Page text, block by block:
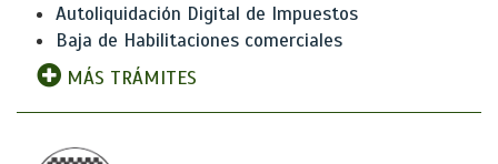
Autoliquidación Digital de Impuestos
Baja de Habilitaciones comerciales
MÁS TRÁMITES